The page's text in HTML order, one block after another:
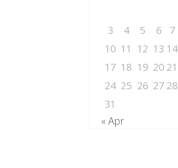
3 4 5 6
7
10 11 12 13 14
17 18 19 20 21
24 25 26 27 28
31
« Apr